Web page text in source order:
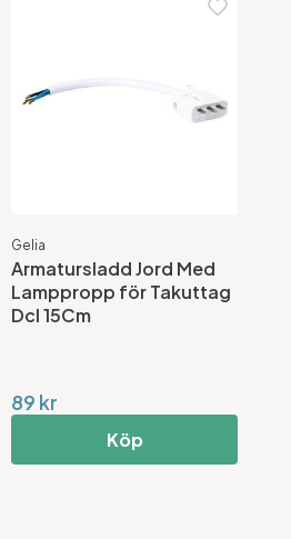
Gelia
Armatursladd Jord Med
Lamppropp för Takuttag
Dcl 15Cm
89 kr
Köp